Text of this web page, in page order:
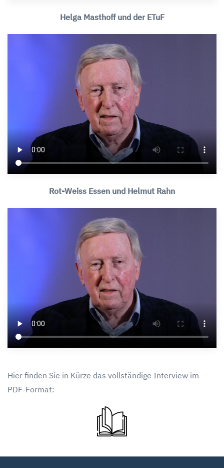
Helga Masthoff und der ETuF
Rot-Weiss Essen und Helmut Rahn
Hier finden Sie in Kürze das vollständige Interview im
PDF-Format: